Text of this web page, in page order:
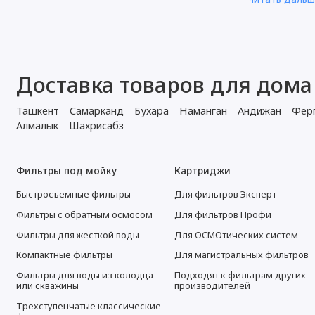
оформления.
деталь на
Доставка товаров для
Ташкент Самарканд Бухара Наманган Андижан
Алмалык
Шахрисабз
Фильтры под мойку
Быстросъемные фильтры
Фильтры с обратным осмосом
Фильтры для жесткой воды
Компактные фильтры
Фильтры для воды из колодца
или скважины
Трехступенчатые классические
Картриджи
Для фильтров Эксперт
Для фильтров Профи
Для ОСМОтических систем
Для магистральных фильтров
Подходят к фильтрам других
производителей